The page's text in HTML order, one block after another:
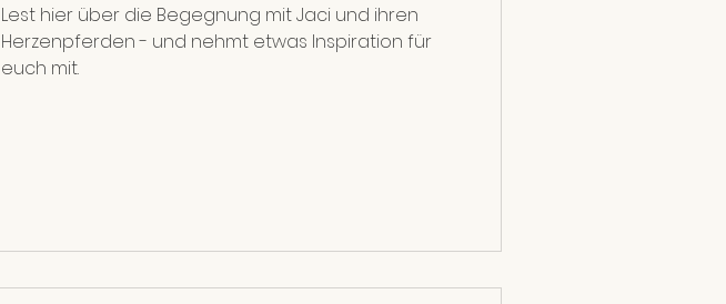
Lest hier über die Begegnung mit Jaci und ihren
Herzenpferden - und nehmt etwas Inspiration für
euch mit.